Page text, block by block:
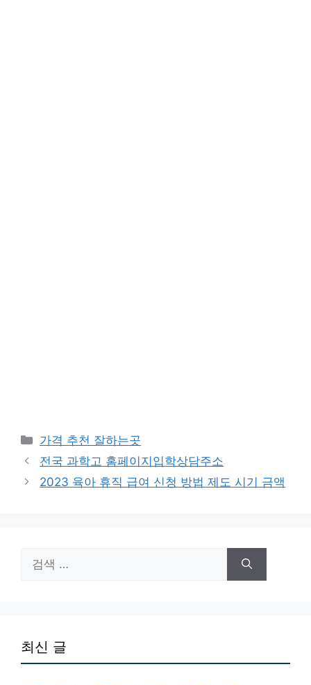
카
테
리
가격 추천 잘하는곳
전국 과학고 홈페이지입학상담주소
2023 육아 휴직 급여 신청 방법 제도 시기 금액
색:
최신 글